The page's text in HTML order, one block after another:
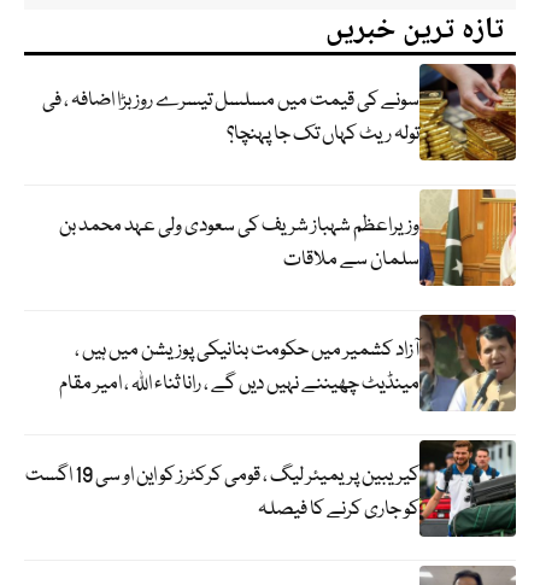
تازہ ترین خبریں
سونے کی قیمت میں مسلسل تیسرے روز بڑا اضافہ ، فی
تولہ ریٹ کہاں تک جا پہنچا؟
وزیراعظم شہباز شریف کی سعودی ولی عہد محمد بن
سلمان سے ملاقات
آزاد کشمیر میں حکومت بنانیکی پوزیشن میں ہیں ،
مینڈیٹ چھیننے نہیں دیں گے ، رانا ثناء اللہ ، امیر مقام
کیریبین پریمیئر لیگ ، قومی کرکٹرز کو این او سی 19 اگست
کو جاری کرنے کا فیصلہ